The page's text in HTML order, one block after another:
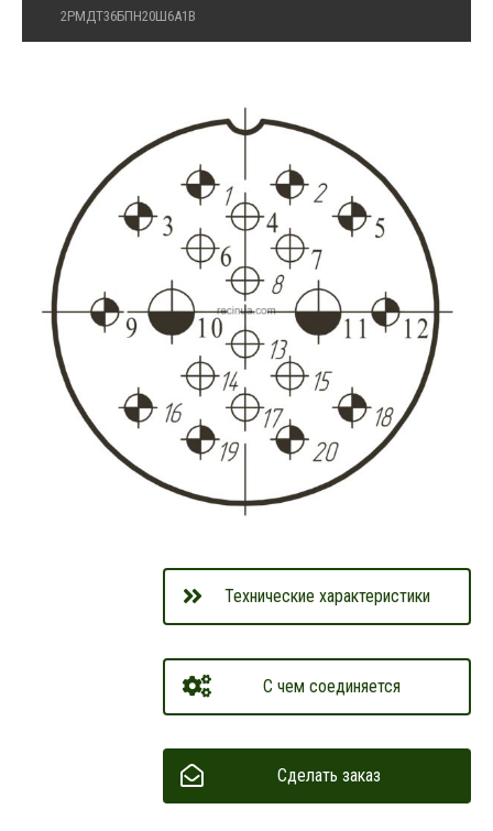
2РМДТ36БПН20Ш6А1В
Технические характеристики
С чем соединяется
Сделать заказ